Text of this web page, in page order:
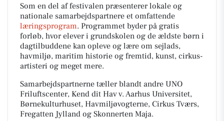
Som en del af festivalen præsenterer lokale og
nationale samarbejdspartnere et omfattende
læringsprogram. Programmet byder på gratis
forløb, hvor elever i grundskolen og de ældste børn i
dagtilbuddene kan opleve og lære om sejlads,
havmiljø, maritim historie og fremtid, kunst, cirkus-
artisteri og meget mere.
Samarbejdspartnerne tæller blandt andre UNO
Friluftscenter, Kend dit Hav v. Aarhus Universitet,
Børnekulturhuset, Havmiljøvogterne, Cirkus Tværs,
Fregatten Jylland og Skonnerten Maja.